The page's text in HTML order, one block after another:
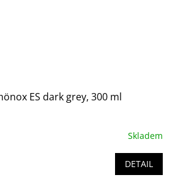
ES dark grey, 300 ml
Skladem
DETAIL